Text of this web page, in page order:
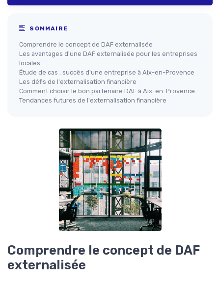
SOMMAIRE
Comprendre le concept de DAF externalisée
Les avantages d'une DAF externalisée pour les entreprises
locales
Étude de cas : succès d'une entreprise à Aix-en-Provence
Les défis de l'externalisation financière
Comment choisir le bon partenaire DAF à Aix-en-Provence
Tendances futures de l'externalisation financière
Comprendre le concept de DAF
externalisée